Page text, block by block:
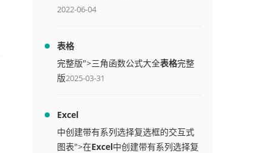
免费永久激活码）
2022-06-04
表格
完整版">三角函数公式大全表格完整
版2025-03-31
Excel
中创建带有系列选择复选框的交互式
图表">在Excel中创建带有系列选择复